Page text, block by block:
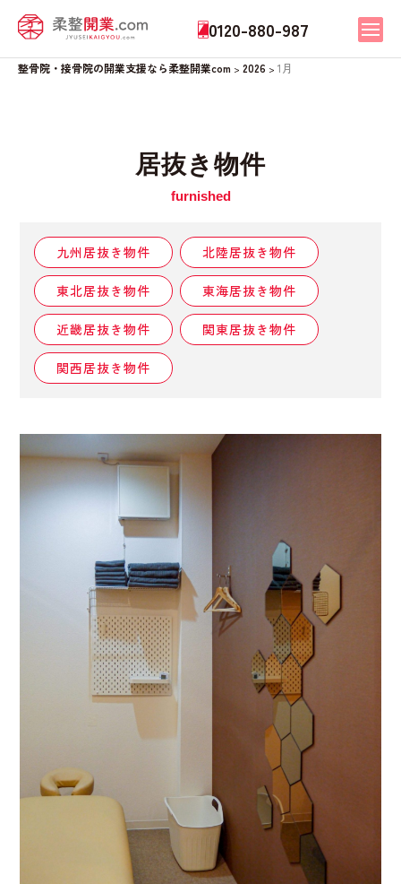
0120-880-987
整骨院・接骨院の開業支援なら柔整開業com > 2026 > 1月
居抜き物件
九州居抜き物件 北陸居抜き物件
東北居抜き物件 東海居抜き物件
近畿居抜き物件 関東居抜き物件
関西居抜き物件